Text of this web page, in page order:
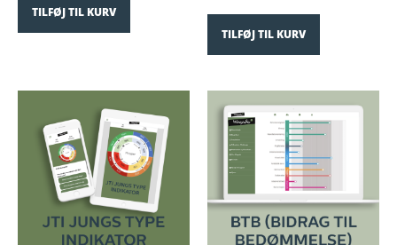
TILFØJ TIL KURV
TILFØJ TIL KURV